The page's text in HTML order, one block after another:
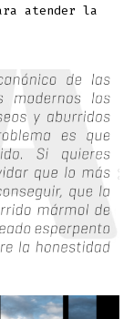
atender la